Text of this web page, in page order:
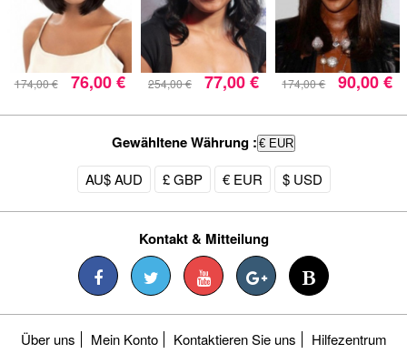
174,00 € 76,00 € 254,00 € 77,00 € 174,00 € 90,00 €
Gewähltene Währung : € EUR
AU$ AUD £ GBP € EUR $ USD
Kontakt & Mitteilung
Über uns Mein Konto Kontaktieren Sie uns Hilfezentrum